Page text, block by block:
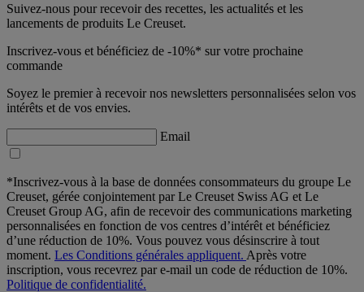
Suivez-nous pour recevoir des recettes, les actualités et les
lancements de produits Le Creuset.
Inscrivez-vous et bénéficiez de -10%* sur votre prochaine
commande
Soyez le premier à recevoir nos newsletters personnalisées selon vos
intérêts et de vos envies.
Email
*Inscrivez-vous à la base de données consommateurs du groupe Le
Creuset, gérée conjointement par Le Creuset Swiss AG et Le
Creuset Group AG, afin de recevoir des communications marketing
personnalisées en fonction de vos centres d’intérêt et bénéficiez
d’une réduction de 10%. Vous pouvez vous désinscrire à tout
moment. Les Conditions générales appliquent. Après votre
inscription, vous recevrez par e-mail un code de réduction de 10%.
Politique de confidentialité.